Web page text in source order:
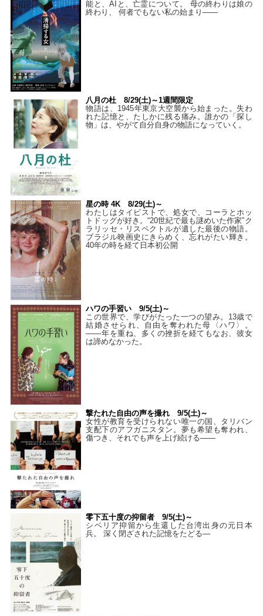
能と、AIと、亡霊について。 母の終わりは娘の
終わり、 何者でもない私の始まり――
八月の杜 8/29(土)～1週間限定
物語は、1945年東京大空襲から始まった。失わ
れた記憶と、たしかに残る痛み。誰かの「探し
物」は、やがて自分自身の物語になっていく。
星の時 4K 8/29(土)～
わたしはタイピストで、処⼥で、コーラとホッ
トドッグが好き。“20世紀で最も謎めいた作家”ク
ラリッセ・リスペクトルが遺した最後の物語。
ブラジル映画史にきらめく、忘れがたい輝き。
40年の時を経て⽇本初公開
ハワの手習い 9/5(土)～
この世界で、学びがたった一つの望み。13歳で
結婚させられ、自由を奪われた母〈ハワ〉。
——年を重ね、多くの挫折を経てもなお、彼女
は諦めなかった。
撃たれた自由の声を撮れ 9/5(土)～
女性が教育を受けられない唯一の国、タリバン
支配下のアフガニスタン。夢も希望も奪われ、
傷つき、それでも声を上げ続ける——
零下五十度の抑留者 9/5(土)～
シベリア抑留から生還した台湾出身の元日本
兵。 深く閉ざされた記憶をたどる—